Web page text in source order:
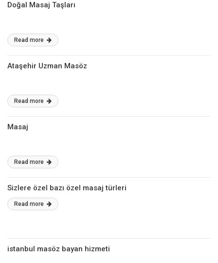
Doğal Masaj Taşları
Read more
Ataşehir Uzman Masöz
Read more
Masaj
Read more
Sizlere özel bazı özel masaj türleri
Read more
istanbul masöz bayan hizmeti